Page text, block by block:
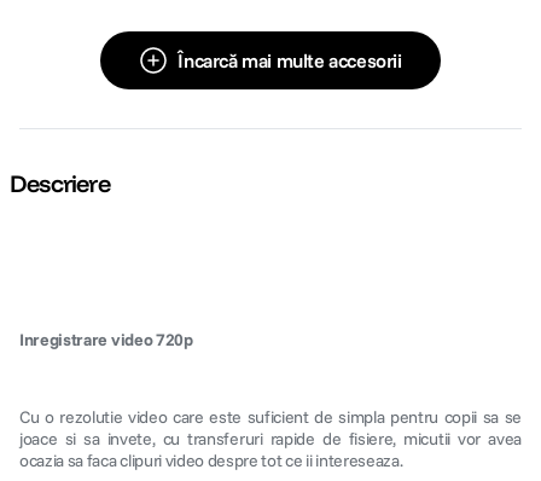
Încarcă mai multe accesorii
Descriere
Inregistrare video 720p
Cu o rezolutie video care este suficient de simpla pentru copii sa se
joace si sa invete, cu transferuri rapide de fisiere, micutii vor avea
ocazia sa faca clipuri video despre tot ce ii intereseaza.